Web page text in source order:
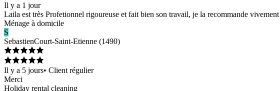
Il y a 1 jour
Laila est très Profetionnel rigoureuse et fait bien son travail, je la recommande vivement
Ménage à domicile
S
SebastienCourt-Saint-Etienne (1490)
Il y a 5 jours• Client régulier
Merci
Holiday rental cleaning